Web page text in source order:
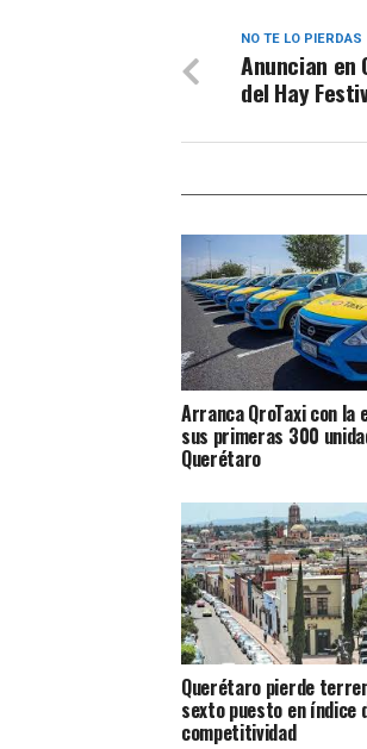
NO TE LO PIERDAS
Anuncian en
del Hay
Arranca QroTaxi con la
sus primeras 300
Querétaro
Querétaro pierde
sexto puesto en índice
competitividad